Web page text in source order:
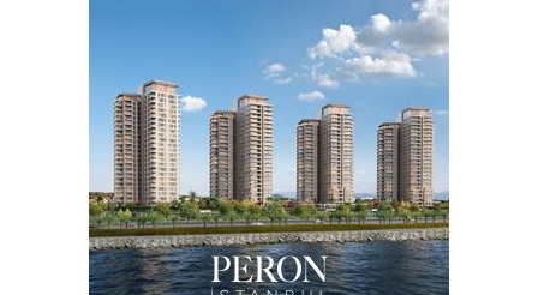
Esat BİNDESEN
Başkan Sekmen’den Erzurum’a
bir vizyon proje daha!
02 Ağustos 2026 Pazar
Kadir SABUNCUOĞLU
Erzurumspor’un köşe taşları